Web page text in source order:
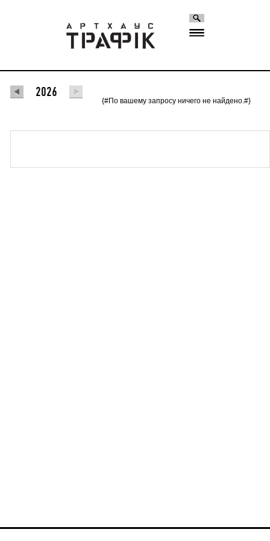
2026
{#По вашему запросу ничего не найдено.#}